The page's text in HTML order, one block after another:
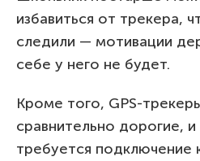
избавиться от трекера,
следили — мотивации
себе у него не будет.
Кроме того, GPS-
сравнительно дорогие,
требуется подключение